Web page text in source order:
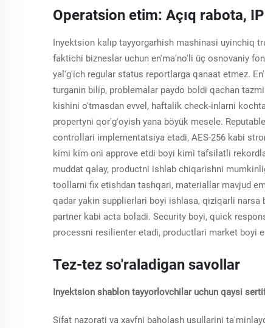
Operatsion etim: Açıq rabota,
Inyektsion kalıp tayyorgarhish mashinasi uyinchiq
faktichi bizneslar uchun en'ma'no'li üç osnovaniy
yal'g'ich regular status reportlarga qanaat etmez.
turganin bilip, problemalar paydo boldi qachan
kishini o'tmasdan evvel, haftalik check-inlarni
propertyni qor'g'oyish yana böyük mesele.
controllari implementatsiya etadi, AES-256 kabi
kimi kim oni approve etdi boyi kimi tafsilatli
muddat qalay, productni ishlab chiqarishni
toollarni fix etishdan tashqari, materiallar mavjud
qadar yakin supplierlari boyi ishlasa, qiziqarli
partner kabi acta boladi. Security boyi, quick
processni resilienter etadi, productlari market boyi
Tez-tez so'raladigan savollar
Inyektsion shablon tayyorlovchilar uchun qaysi
Sifat nazorati va xavfni baholash usullarini